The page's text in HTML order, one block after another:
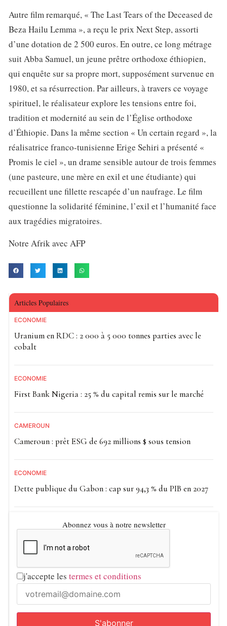
Autre film remarqué, « The Last Tears of the Deceased de
Beza Hailu Lemma », a reçu le prix Next Step, assorti
d’une dotation de 2 500 euros. En outre, ce long métrage
suit Abba Samuel, un jeune prêtre orthodoxe éthiopien,
qui enquête sur sa propre mort, supposément survenue en
1980, et sa résurrection. Par ailleurs, à travers ce voyage
spirituel, le réalisateur explore les tensions entre foi,
tradition et modernité au sein de l’Église orthodoxe
d’Éthiopie. Dans la même section « Un certain regard », la
réalisatrice franco-tunisienne Erige Sehiri a présenté «
Promis le ciel », un drame sensible autour de trois femmes
(une pasteure, une mère en exil et une étudiante) qui
recueillent une fillette rescapée d’un naufrage. Le film
questionne la solidarité féminine, l’exil et l’humanité face
aux tragédies migratoires.
Notre Afrik avec AFP
Articles Populaires
ECONOMIE
Uranium en RDC : 2 000 à 5 000 tonnes parties avec le
cobalt
ECONOMIE
First Bank Nigeria : 25 % du capital remis sur le marché
CAMEROUN
Cameroun : prêt ESG de 692 millions $ sous tension
ECONOMIE
Dette publique du Gabon : cap sur 94,3 % du PIB en 2027
Abonnez vous à notre newsletter
j'accepte les termes et conditions